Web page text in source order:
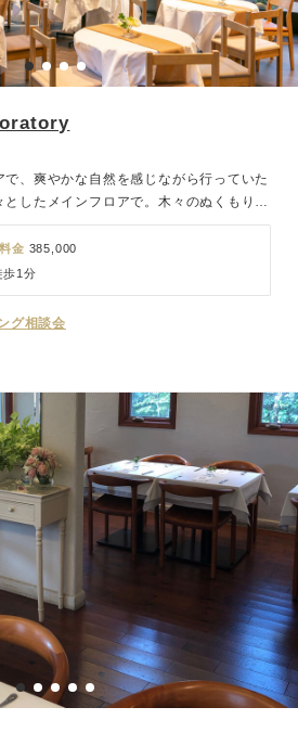
、爽やかな自然を感じながら行っていた
したメインフロアで。木々のぬくもりを
で、窓の外には緑が広がる開放的な空
でもご利用いただけます。ペットの参加も
お祝いの日を迎えてください。まるで別荘
ートウエディング。ご家族や友人を招い
っくりとおくつろぎください。
金 385,000
歩1分
グ相談会